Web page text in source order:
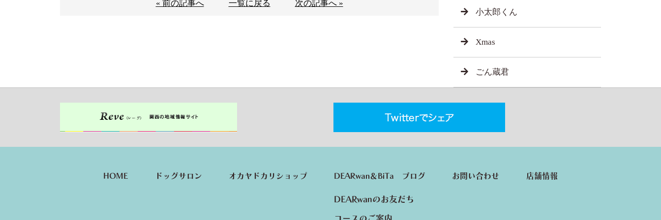
« 前の記事へ 一覧に戻る
次の記事へ »
小太郎くん
Xmas
ごん蔵君
HOME ドッグサロン オカヤドカリショップ DEARwan＆BiTa ブログ
DEARwanのお友だち
お問い合わせ 店舗情報